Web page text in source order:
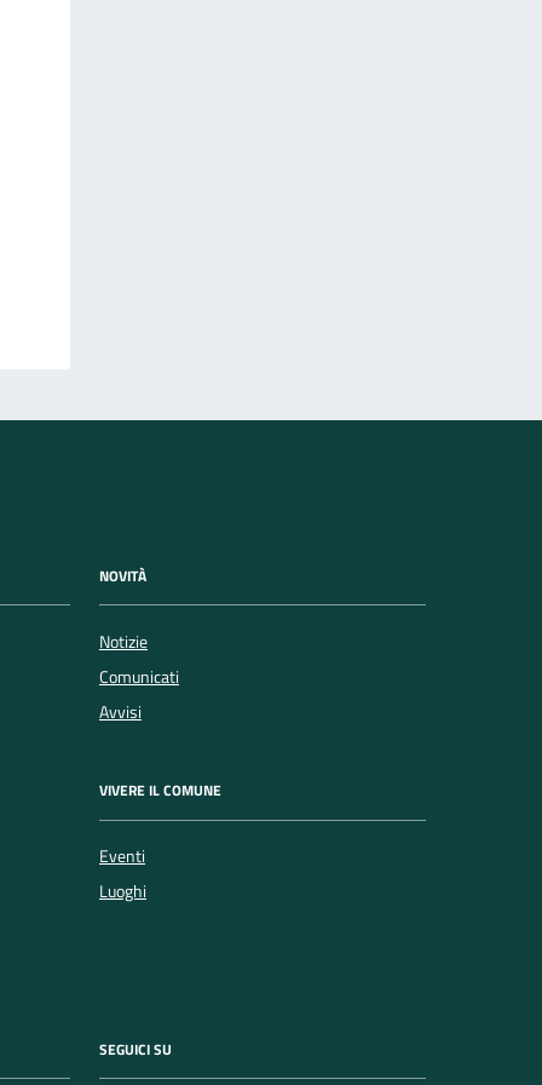
NOVITÀ
Notizie
Comunicati
Avvisi
VIVERE IL COMUNE
Eventi
Luoghi
SEGUICI SU